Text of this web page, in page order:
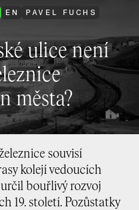
EN
PAVEL FUCHS
ulice není
města?
souvisí
kolejí vedoucích
bouřlivý rozvoj
19. století. Pozůstatky